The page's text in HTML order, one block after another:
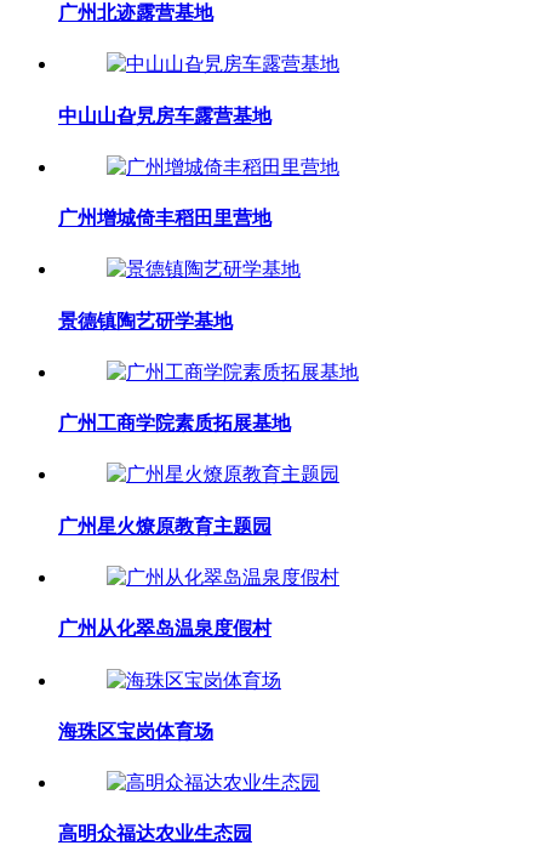
广州北迹露营基地
中山山旮旯房车露营基地
广州增城倚丰稻田里营地
景德镇陶艺研学基地
广州工商学院素质拓展基地
广州星火燎原教育主题园
广州从化翠岛温泉度假村
海珠区宝岗体育场
高明众福达农业生态园